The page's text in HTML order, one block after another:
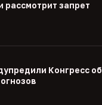
рассмотрит запрет
Конгресс об